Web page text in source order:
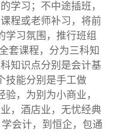
学习；不中途插班，
程或老师补习，将前
学习氛围，推行班组
套课程，分为三科知
知识点分别是会计基
技能分别是手工做
，为别为小商业，
，酒店业，无忧经典
会计，到恒企，包通